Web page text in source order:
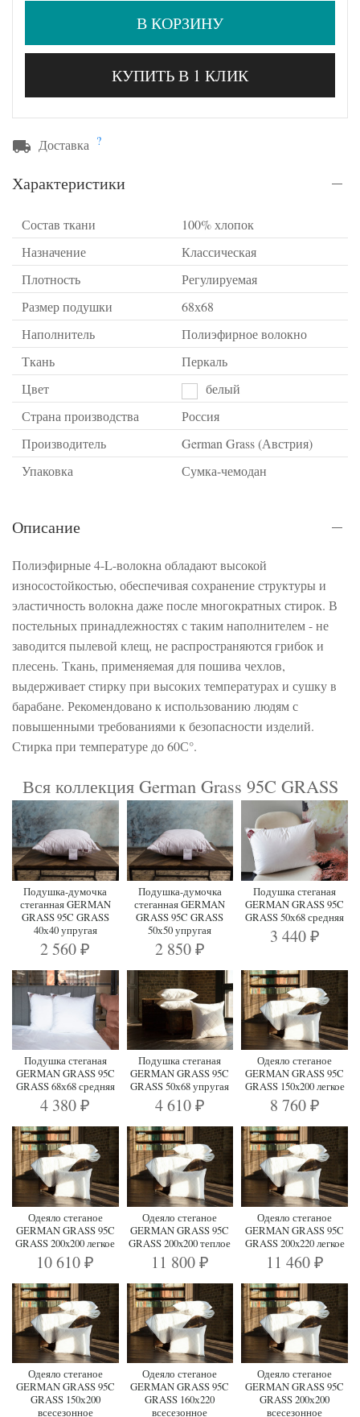
В КОРЗИНУ
КУПИТЬ В 1 КЛИК
Доставка ?
Характеристики
Состав ткани
100% хлопок
Назначение
Классическая
Плотность
Регулируемая
Размер подушки
68х68
Наполнитель
Полиэфирное волокно
Ткань
Перкаль
Цвет
белый
Страна производства
Россия
Производитель
German Grass (Австрия)
Упаковка
Сумка-чемодан
Описание
Полиэфирные 4-L-волокна обладают высокой
износостойкостью, обеспечивая сохранение структуры и
эластичность волокна даже после многократных стирок. В
постельных принадлежностях с таким наполнителем - не
заводится пылевой клещ, не распространяются грибок и
плесень. Ткань, применяемая для пошива чехлов,
выдерживает стирку при высоких температурах и сушку в
барабане. Рекомендовано к использованию людям с
повышенными требованиями к безопасности изделий.
Стирка при температуре до 60С°.
Вся коллекция German Grass 95C GRASS
Подушка-думочка
стеганная GERMAN
GRASS 95C GRASS
40х40 упругая
2 560₽
Подушка-думочка
стеганная GERMAN
GRASS 95C GRASS
50х50 упругая
2 850 ₽
Подушка стеганая
GERMAN GRASS 95C
GRASS 50х68 средняя
3 440 ₽
Подушка стеганая
GERMAN GRASS 95C
GRASS 68х68 средняя
4 380₽
Подушка стеганая
GERMAN GRASS 95C
GRASS 50х68 упругая
4 610 ₽
Одеяло стеганое
GERMAN GRASS 95C
GRASS 150x200 легкое
8 760 ₽
Одеяло стеганое
GERMAN GRASS 95C
GRASS 200x200 легкое
10 610₽
Одеяло стеганое
GERMAN GRASS 95C
GRASS 200x200 теплое
11 800 ₽
Одеяло стеганое
GERMAN GRASS 95C
GRASS 200x220 легкое
11 460 ₽
Одеяло стеганое
GERMAN GRASS 95C
GRASS 150х200
всесезонное
Одеяло стеганое
GERMAN GRASS 95C
GRASS 160х220
всесезонное
Одеяло стеганое
GERMAN GRASS 95C
GRASS 200х200
всесезонное